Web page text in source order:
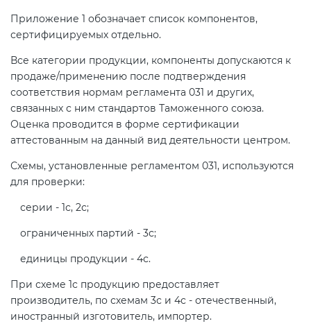
Приложение 1 обозначает список компонентов,
сертифицируемых отдельно.
Все категории продукции, компоненты допускаются к
продаже/применению после подтверждения
соответствия нормам регламента 031 и других,
связанных с ним стандартов Таможенного союза.
Оценка проводится в форме сертификации
аттестованным на данный вид деятельности центром.
Схемы, установленные регламентом 031, используются
для проверки:
серии - 1с, 2с;
ограниченных партий - 3с;
единицы продукции - 4с.
При схеме 1с продукцию предоставляет
производитель, по схемам 3с и 4с - отечественный,
иностранный изготовитель, импортер.